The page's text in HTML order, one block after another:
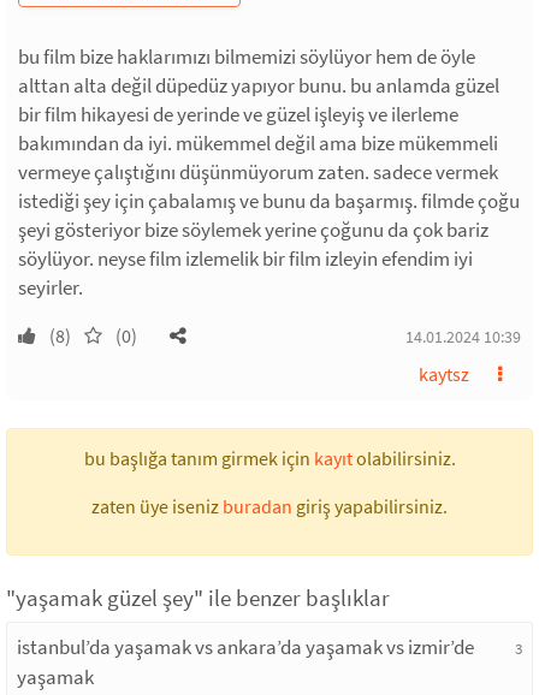
bu film bize haklarımızı bilmemizi söylüyor hem de öyle
alttan alta değil düpedüz yapıyor bunu. bu anlamda güzel
bir film hikayesi de yerinde ve güzel işleyiş ve ilerleme
bakımından da iyi. mükemmel değil ama bize mükemmeli
vermeye çalıştığını düşünmüyorum zaten. sadece vermek
istediği şey için çabalamış ve bunu da başarmış. filmde çoğu
şeyi gösteriyor bize söylemek yerine çoğunu da çok bariz
söylüyor. neyse film izlemelik bir film izleyin efendim iyi
seyirler.
(8) (0) 14.01.2024 10:39
kaytsz
bu başlığa tanım girmek için kayıtolabilirsiniz.
zaten üye iseniz buradan giriş yapabilirsiniz.
"yaşamak güzel şey" ile benzer başlıklar
istanbul’da yaşamak vs ankara’da yaşamak vs izmir’de
yaşamak
3